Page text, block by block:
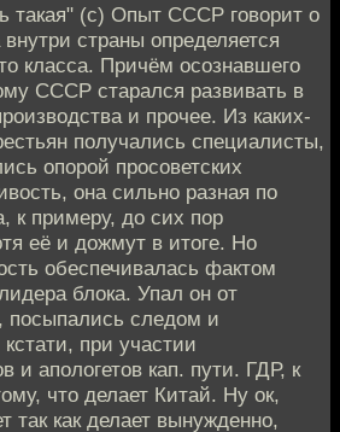
такая" (с) Опыт СССР говорит о
страны определяется
класса. Причём осознавшего
СССР старался развивать в
и прочее. Из каких-
получались специалисты,
опорой просоветских
она сильно разная по
к примеру, до сих пор
её и дожмут в итоге. Но
обеспечивалась фактом
блока. Упал он от
посыпались следом и
при участии
и апологетов кап. пути. ГДР, к
что делает Китай. Ну ок,
так как делает вынужденно,